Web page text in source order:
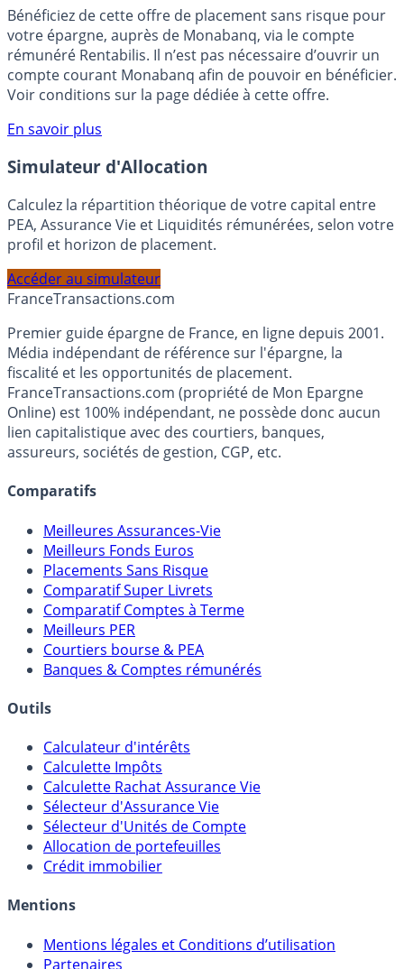
🎁 Bon plan épargne : 3% pendant 6 mois
Bénéficiez de cette offre de placement sans risque pour
votre épargne, auprès de Monabanq, via le compte
rémunéré Rentabilis. Il n’est pas nécessaire d’ouvrir un
compte courant Monabanq afin de pouvoir en bénéficier.
Voir conditions sur la page dédiée à cette offre.
En savoir plus
Simulateur d'Allocation
Calculez la répartition théorique de votre capital entre
profil et horizon de placement.
FranceTransactions.com
Premier guide épargne de France, en ligne depuis 2001.
Média indépendant de référence sur l'épargne, la
fiscalité et les opportunités de placement.
FranceTransactions.com (propriété de Mon Epargne
Online) est 100% indépendant, ne possède donc aucun
assureurs, sociétés de gestion, CGP, etc.
Comparatifs
Meilleures Assurances-Vie
Meilleurs Fonds Euros
Placements Sans Risque
Comparatif Super Livrets
Comparatif Comptes à Terme
Meilleurs PER
Courtiers bourse & PEA
Banques & Comptes rémunérés
Outils
Calculateur d'intérêts
Calculette Impôts
Calculette Rachat Assurance Vie
Sélecteur d'Assurance Vie
Sélecteur d'Unités de Compte
Crédit immobilier
Mentions